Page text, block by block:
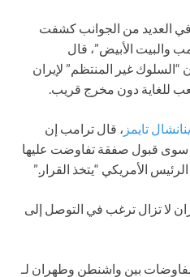
في العديد من الجوانب كشفت
والبيت الأبيض”، قال
غير المنتظم” لإيران
للغاية دون مخرج قريب.
تايمز ، قال ترامب إن
سوى قبول صفقة تفاوضت عليها
الأمريكي “يتخذ القرار.”
لا تزال ترغب في التوصل إلى
بين واشنطن وطهران لـ